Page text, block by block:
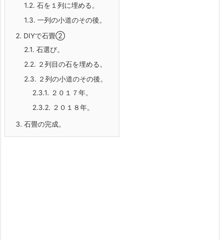
1.2. 石を１列に埋める。
1.3. 一列の小道のその後。
2. DIYで石畳②
2.1. 石選び。
2.2. ２列目の石を埋める。
2.3. ２列の小道のその後。
2.3.1. ２０１７年。
2.3.2. ２０１８年。
3. 石畳の完成。